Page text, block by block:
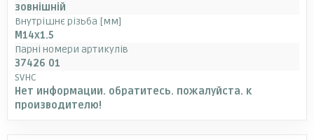
зовнішній
Внутрішнє різьба [мм]
M14x1.5
Парні номери артикулів
37426 01
SVHC
Нет информации. обратитесь. пожалуйста. к
производителю!